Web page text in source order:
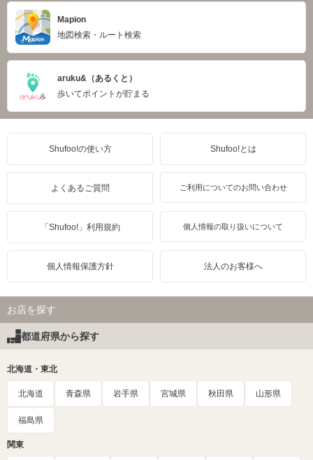
Mapion
地図検索・ルート検索
aruku&（あるくと）
歩いてポイントが貯まる
Shufoo!の使い方 Shufoo!とは
よくあるご質問 ご利用についてのお問い合わせ
「Shufoo!」利用規約 個人情報の取り扱いについて
個人情報保護方針 法人のお客様へ
お店を探す
都道府県から探す
北海道・東北
北海道 青森県 岩手県 宮城県 秋田県 山形県
福島県
関東